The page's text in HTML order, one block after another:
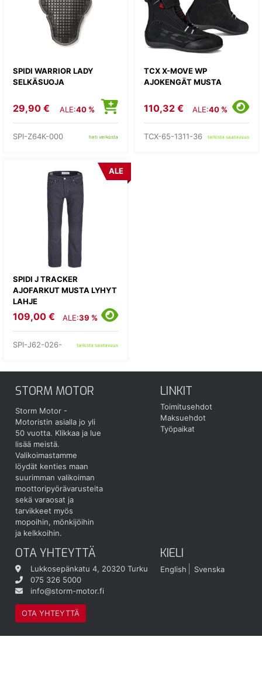
SPIDI WARRIOR LADY
SELKÄSUOJA
29,90 € ALE:40 %
SPI-Z64K-000 heti verkosta
TCX X-MOVE WP
AJOKENGÄT MUSTA
110,32 € ALE:40 %
TCX-65-1311-36 tarkista saatavuus
SPIDI J TRACKER
AJOFARKUT MUSTA LYHYT
LAHJE
ALE
109,00 € ALE:39 %
SPI-J62-026- tarkista saatavuus
STORM MOTOR
Storm Motor -
Motoristin asialla jo yli
50 vuotta. Klikkaa ja lue
lisää meistä.
Valikoimastamme
löydät kenties maan
suurimman valikoiman
moottoripyörävarusteita
sekä varaosat ja
tarvikkeet myös
mopoihin, mönkijöihin
ja kelkkoihin.
LINKIT
Toimitusehdot
Maksuehdot
Työpaikat
OTA YHTEYTTÄ
Lukkosepänkatu 4, 20320 Turku
075 326 5000
info@storm-motor.fi
OTA YHTEYTTÄ
KIELI
English Svenska